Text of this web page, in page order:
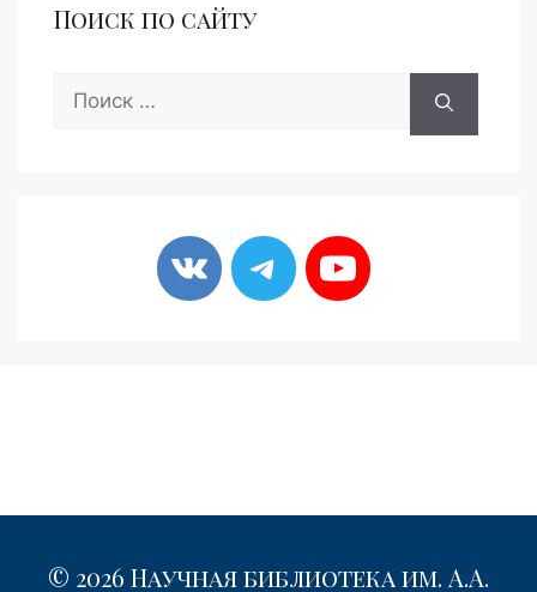
Поиск по сайту
© 2026 Научная библиотека им. А.А.